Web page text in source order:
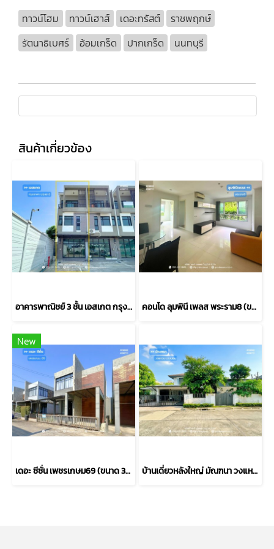
ทาวน์โฮม ทาวน์เฮาส์ เดอะทรัสต์
ราชพฤกษ์
รัตนาธิเบศร์
อ้อมเกร็ด ปากเกร็ด นนทบุรี
สินค้าเกี่ยวข้อง
อาคารพาณิชย์ 3 ชั้น เอสเกต กรุงเทพฯ-ปทุมธานี (หลังริม 24 ตร.ว.) ใกล้แยกบางคูวัดถนนราชพฤกษ์ตัดใหม่ เมือง ปทุมธานี : S GATE Bangkok - Pathum Thani คอนโด ลุมพินี เพลส พระราม8 (ขนาด 45 ตร.ม.) ชั้น1 บางพลัด กทม. : Lumpini Place Rama 8
New
เดอะ ซีซั่น เพชรเกษม69 (ขนาด 38 ตร.ว.) ถนนเลียบคลองภาษีเจริญฝั่งใต้ เขตหนองแขม เข้าออกได้หลายทางทั้ง ซอยเพชรเกษม ถนนบางบอน และ ถนนพุทธสาคร กทม. : The Season Phetkasem 69 บ้านเดี่ยวหลังใหญ่ มัณฑนา วงแหวน–บางบอน พร้อมส่วนต่อเติมห้องทำงานหรือสตูดิโอ (ขนาด 101 ตร.ว.) บางบอน กทม. : Mantana Wongwaen-Bangbon โครงการคุณภาพจาก Land & Houses